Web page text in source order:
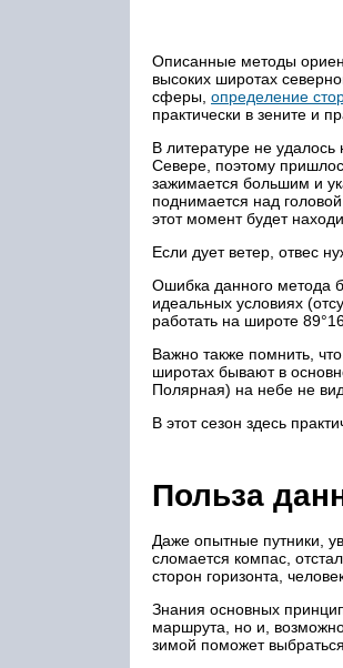
Описанные методы
высоких широтах
сферы, определение
практически в зените и
В литературе не
Севере, поэтому
зажимается большим и
поднимается над
этот момент будет
Если дует ветер, отвес
Ошибка данного метода
идеальных условиях
работать на широте
Важно также помнить,
широтах бывают в
Полярная) на небе не
В этот сезон здесь
Польза
Даже опытные путники,
сломается компас,
сторон горизонта,
Знания основных
маршрута, но и,
зимой поможет